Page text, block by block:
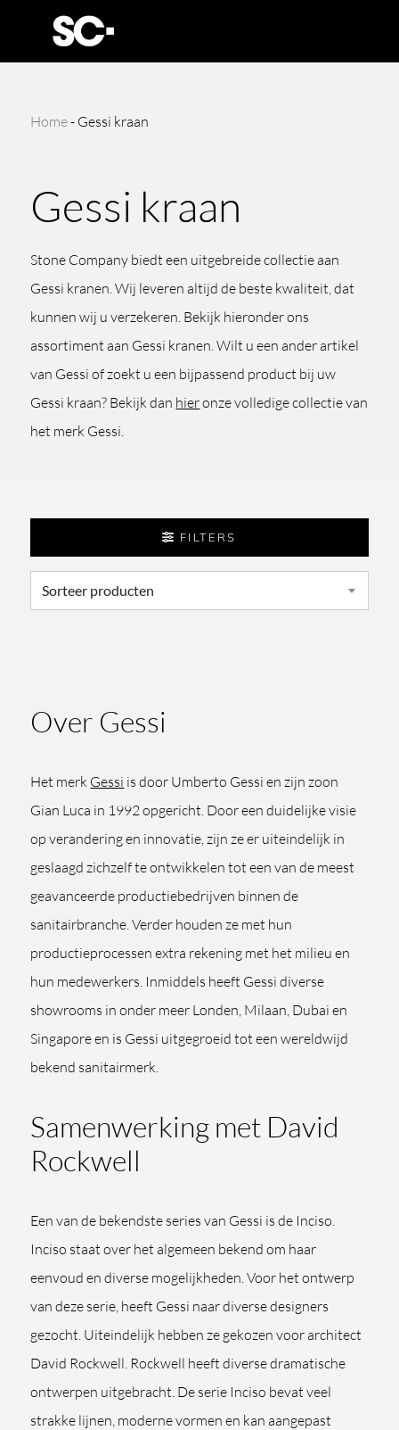
Home- Gessi kraan
Gessi kraan
Stone Company biedt een uitgebreide collectie aan
Gessi kranen. Wij leveren altijd de beste kwaliteit, dat
kunnen wij u verzekeren. Bekijk hieronder ons
assortiment aan Gessi kranen. Wilt u een ander artikel
van Gessi of zoekt u een bijpassend product bij uw
Gessi kraan? Bekijk dan hieronze volledige collectie van
het merk Gessi.
FILTERS
Over Gessi
Het merk Gessi is door Umberto Gessi en zijn zoon
Gian Luca in 1992 opgericht. Door een duidelijke visie
op verandering en innovatie, zijn ze er uiteindelijk in
geslaagd zichzelf te ontwikkelen tot een van de meest
geavanceerde productiebedrijven binnen de
sanitairbranche. Verder houden ze met hun
productieprocessen extra rekening met het milieu en
hun medewerkers. Inmiddels heeft Gessi diverse
showrooms in onder meer Londen, Milaan, Dubai en
Singapore en is Gessi uitgegroeid tot een wereldwijd
bekend sanitairmerk.
Samenwerking met David
Rockwell
Een van de bekendste series van Gessi is de Inciso.
Inciso staat over het algemeen bekend om haar
eenvoud en diverse mogelijkheden. Voor het ontwerp
van deze serie, heeft Gessi naar diverse designers
gezocht. Uiteindelijk hebben ze gekozen voor architect
David Rockwell. Rockwell heeft diverse dramatische
ontwerpen uitgebracht. De serie Inciso bevat veel
strakke lijnen, moderne vormen en kan aangepast